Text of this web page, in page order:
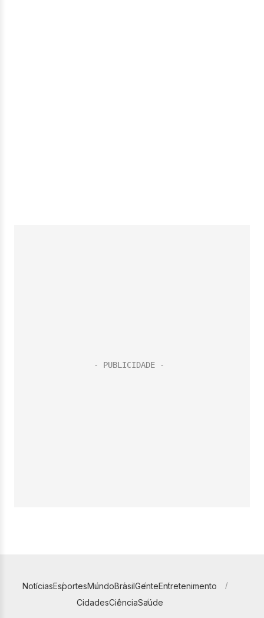
NotíciasEsportesMundoBrasilGenteEntretenimento
CidadesCiênciaSaúde